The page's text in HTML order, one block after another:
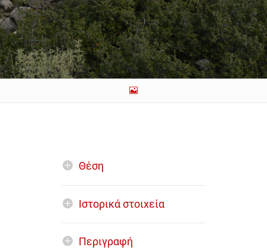
Θέση
Ιστορικά στοιχεία
Περιγραφή